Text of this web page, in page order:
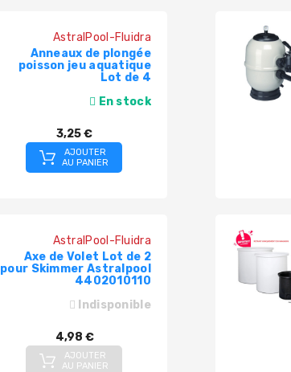
AstralPool-Fluidra
Anneaux de plongée
poisson jeu aquatique
Lot de 4
En stock
3,25 €Prix
de
base
AJOUTER
AU PANIER
AstralPool-Fluidra
Axe de Volet Lot de 2
pour Skimmer Astralpool
4402010110
Indisponible
4,98 €
AJOUTER
AU PANIER